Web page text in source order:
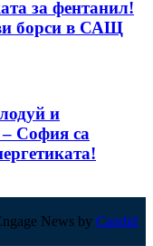
за фентанил!
борси в САЩ
и
София са
News by Candid